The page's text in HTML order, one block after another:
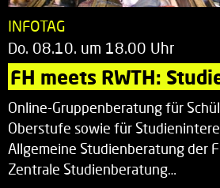
INFOTAG
Do. 08.10. um 18.00 Uhr
FH meets RWTH:
Online-Gruppenberatung für
Oberstufe sowie für
Allgemeine Studienberatung der
Zentrale Studienberatung…